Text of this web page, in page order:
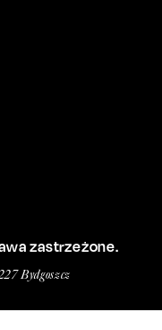
zastrzeżone.
Bydgoszcz